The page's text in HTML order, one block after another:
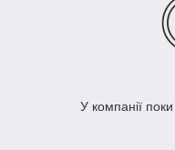
У компанії